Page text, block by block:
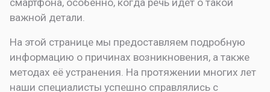
важной детали.
На этой странице мы предоставляем подробную
информацию о причинах возникновения, а также
методах её устранения. На протяжении многих лет
наши специалисты успешно справлялись с